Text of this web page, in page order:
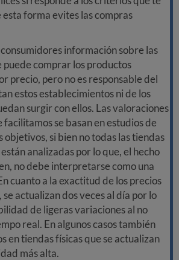
esta forma evites las compras
información sobre las
puede comprar los productos
precio, pero no es responsable del
estos establecimientos ni de los
surgir con ellos. Las valoraciones
facilitamos se basan en estudios de
si bien no todas las tiendas
analizadas por lo que, el hecho
no debe interpretarse como una
cuanto a la exactitud de los precios
actualizan dos veces al día por lo
de ligeras variaciones al no
real. En algunos casos también
en tiendas físicas que se actualizan
más alta.